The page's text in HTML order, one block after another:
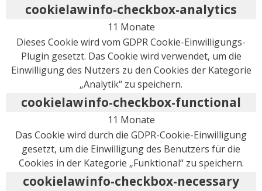
cookielawinfo-checkbox-analytics
11 Monate
Dieses Cookie wird vom GDPR Cookie-Einwilligungs-
Plugin gesetzt. Das Cookie wird verwendet, um die
Einwilligung des Nutzers zu den Cookies der Kategorie
„Analytik“ zu speichern.
cookielawinfo-checkbox-functional
11 Monate
Das Cookie wird durch die GDPR-Cookie-Einwilligung
gesetzt, um die Einwilligung des Benutzers für die
Cookies in der Kategorie „Funktional“ zu speichern.
cookielawinfo-checkbox-necessary